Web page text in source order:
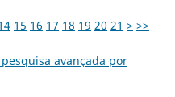
15 16 17 18 19 20 21 > >>
avançada por